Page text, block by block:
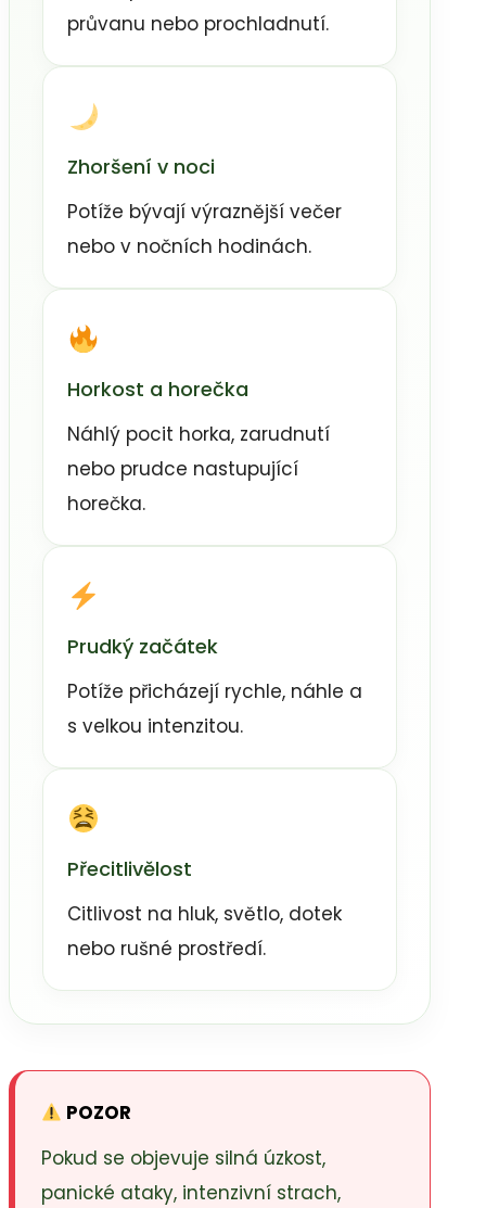
průvanu nebo prochladnutí.
Zhoršení v noci
Potíže bývají výraznější večer
nebo v nočních hodinách.
Horkost a horečka
Náhlý pocit horka, zarudnutí
nebo prudce nastupující
horečka.
Prudký začátek
Potíže přicházejí rychle, náhle a
s velkou intenzitou.
Přecitlivělost
Citlivost na hluk, světlo, dotek
nebo rušné prostředí.
POZOR
Pokud se objevuje silná úzkost,
panické ataky, intenzivní strach,